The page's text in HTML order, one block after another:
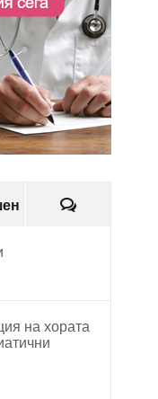
Коментари
на хората